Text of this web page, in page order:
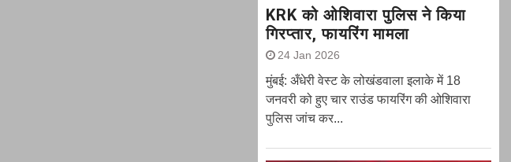
KRK को ओशिवारा पुलिस ने किया
गिरप्तार, फायरिंग मामला
24 Jan 2026
मुंबई: अँधेरी वेस्ट के लोखंडवाला इलाके में 18
जनवरी को हुए चार राउंड फायरिंग की ओशिवारा
पुलिस जांच कर...